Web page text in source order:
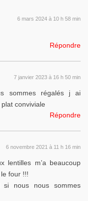
6 mars 2024 à 10 h 58 min
Répondre
7 janvier 2023 à 16 h 50 min
sommes régalés j ai
conviviale
Répondre
6 novembre 2021 à 11 h 16 min
lentilles m’a beaucoup
four !!!
nous nous sommes